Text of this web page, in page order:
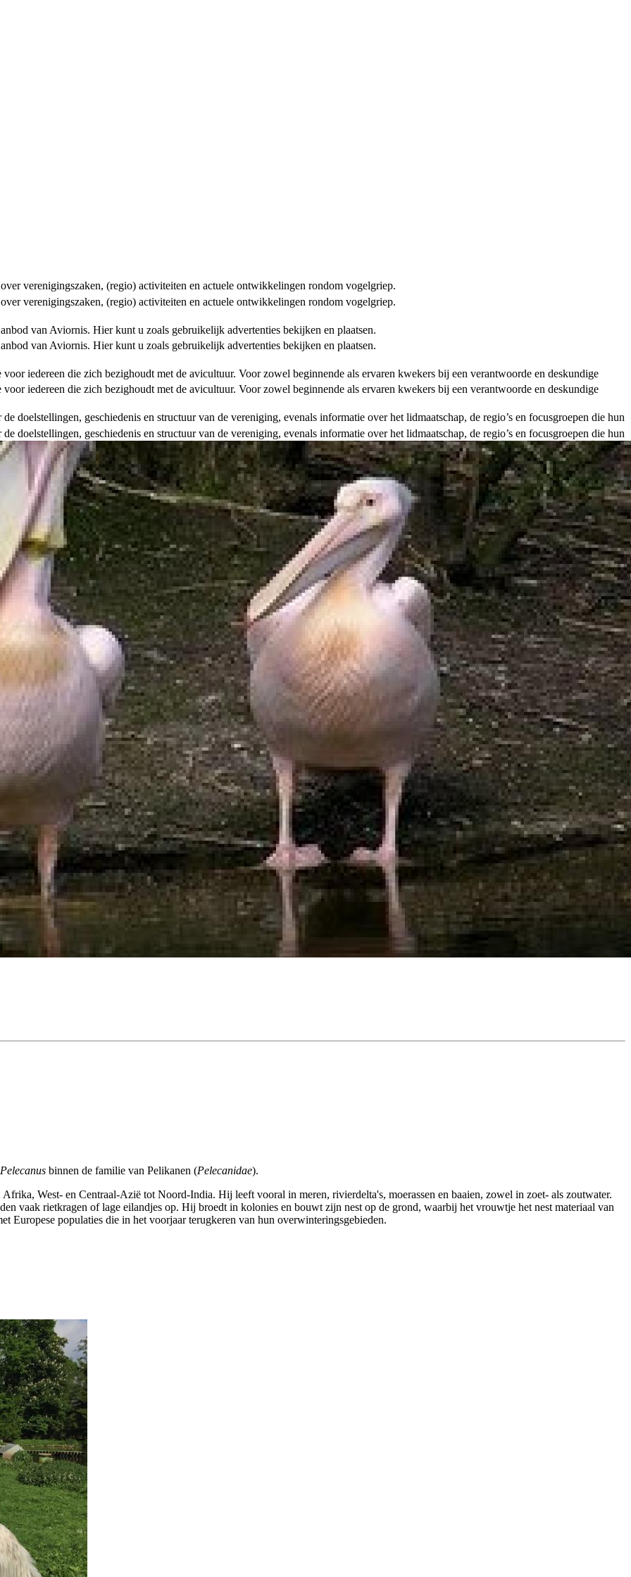
verenigingszaken, (regio) activiteiten en actuele ontwikkelingen rondom vogelgriep.
verenigingszaken, (regio) activiteiten en actuele ontwikkelingen rondom vogelgriep.
van Aviornis. Hier kunt u zoals gebruikelijk advertenties bekijken en plaatsen.
van Aviornis. Hier kunt u zoals gebruikelijk advertenties bekijken en plaatsen.
iedereen die zich bezighoudt met de avicultuur. Voor zowel beginnende als ervaren kwekers bij een verantwoorde en deskundige
iedereen die zich bezighoudt met de avicultuur. Voor zowel beginnende als ervaren kwekers bij een verantwoorde en deskundige
doelstellingen, geschiedenis en structuur van de vereniging, evenals informatie over het lidmaatschap, de regio’s en focusgroepen die hun
doelstellingen, geschiedenis en structuur van de vereniging, evenals informatie over het lidmaatschap, de regio’s en focusgroepen die hun
Pelecanus binnen de familie van Pelikanen (Pelecanidae).
West- en Centraal-Azië tot Noord-India. Hij leeft vooral in meren, rivierdelta's, moerassen en baaien, zowel in zoet- als zoutwater.
vaak rietkragen of lage eilandjes op. Hij broedt in kolonies en bouwt zijn nest op de grond, waarbij het vrouwtje het nest materiaal van
Europese populaties die in het voorjaar terugkeren van hun overwinteringsgebieden.